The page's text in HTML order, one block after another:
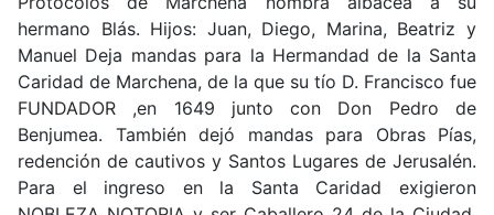
hermano Blás. Hijos: Juan, Diego, Marina, Beatriz y
Manuel Deja mandas para la Hermandad de la Santa
Caridad de Marchena, de la que su tío D. Francisco fue
FUNDADOR ,en 1649 junto con Don Pedro de
Benjumea. También dejó mandas para Obras Pías,
redención de cautivos y Santos Lugares de Jerusalén.
Para el ingreso en la Santa Caridad exigieron